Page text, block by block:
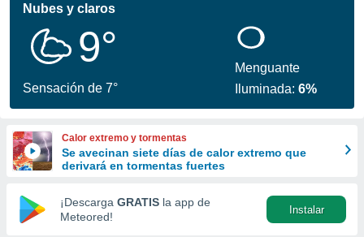
por
se
calidad.
a este
las
y
forma
digital
basada
Nubes y claros
9°
Sensación de 7°
Menguante
Iluminada:6%
Calor extremo y tormentas
Se avecinan siete días de calor extremo que
derivará en tormentas fuertes
¡Descarga GRATIS la app de
Meteored!
Instalar